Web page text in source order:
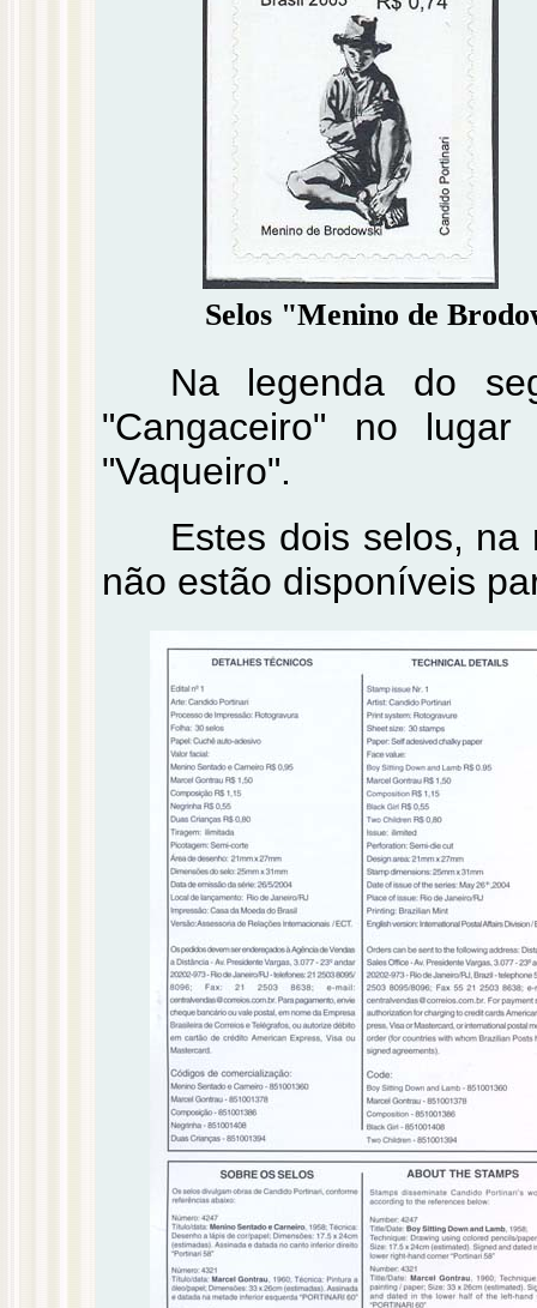
Selos "Menino de
Na legenda do
"Cangaceiro" no
"Vaqueiro".
Estes dois selos,
não estão disponíveis